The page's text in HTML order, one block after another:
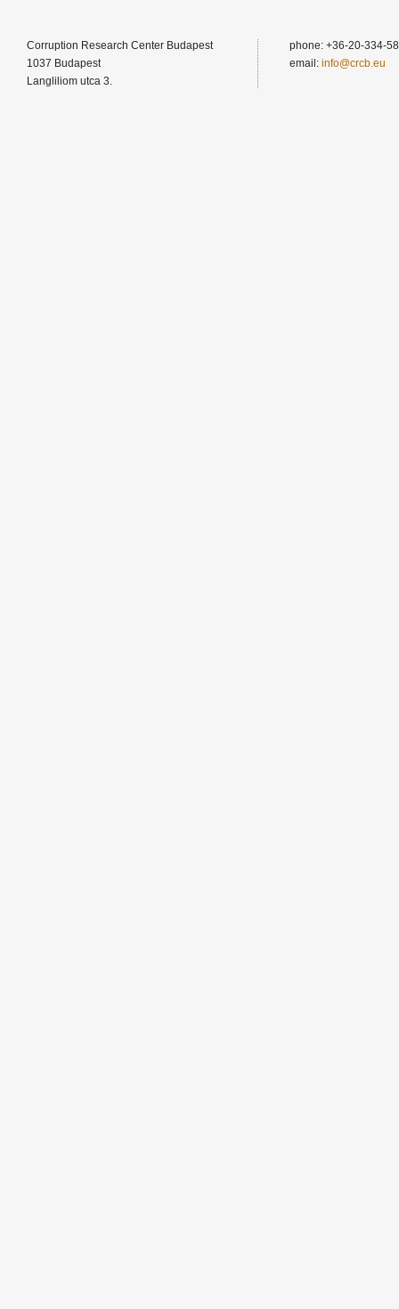
Corruption Research Center Budapest
1037 Budapest
Langliliom utca 3.
phone: +36-20-334-
email: info@crcb.eu